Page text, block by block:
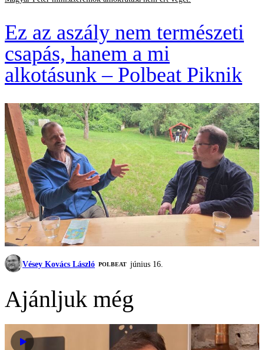
Ez az aszály nem természeti
csapás, hanem a mi
alkotásunk – Polbeat Piknik
Vésey Kovács László ‎POLBEAT június 16.
Ajánljuk még